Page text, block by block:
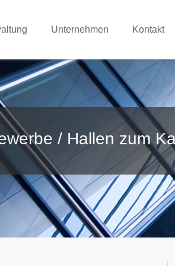
Unternehmen Kontakt
/ Hallen zum